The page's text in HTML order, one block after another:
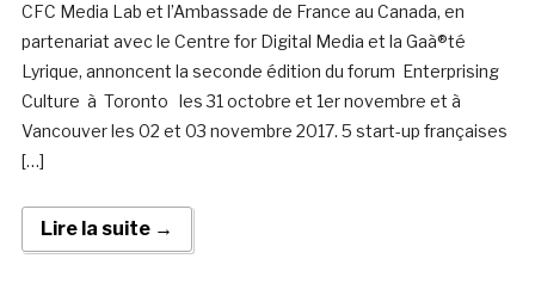
CFC Media Lab et l’Ambassade de France au Canada, en
partenariat avec le Centre for Digital Media et la Gaà®té
Lyrique, annoncent la seconde édition du forum Enterprising
Culture à Toronto les 31 octobre et 1er novembre et à
Vancouver les 02 et 03 novembre 2017. 5 start-up françaises
[…]
Lire la suite →